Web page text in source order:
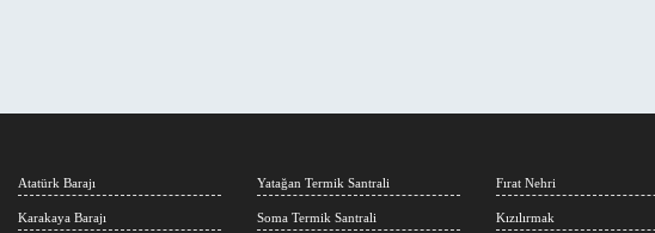
Atatürk Barajı
Karakaya Barajı
Yatağan Termik Santrali
Soma Termik Santrali
Fırat Nehri
Kızılırmak